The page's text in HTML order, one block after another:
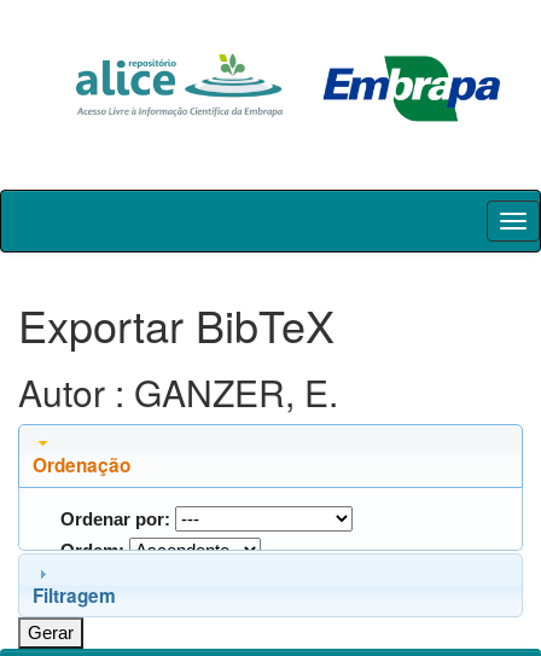
Skip
Exportar BibTeX
Autor : GANZER, E.
Ordenação
Ordenar por:
Ordem:
Filtragem